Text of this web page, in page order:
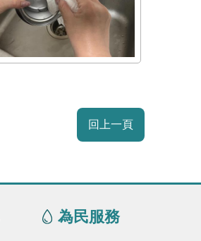
回上一頁
為民服務